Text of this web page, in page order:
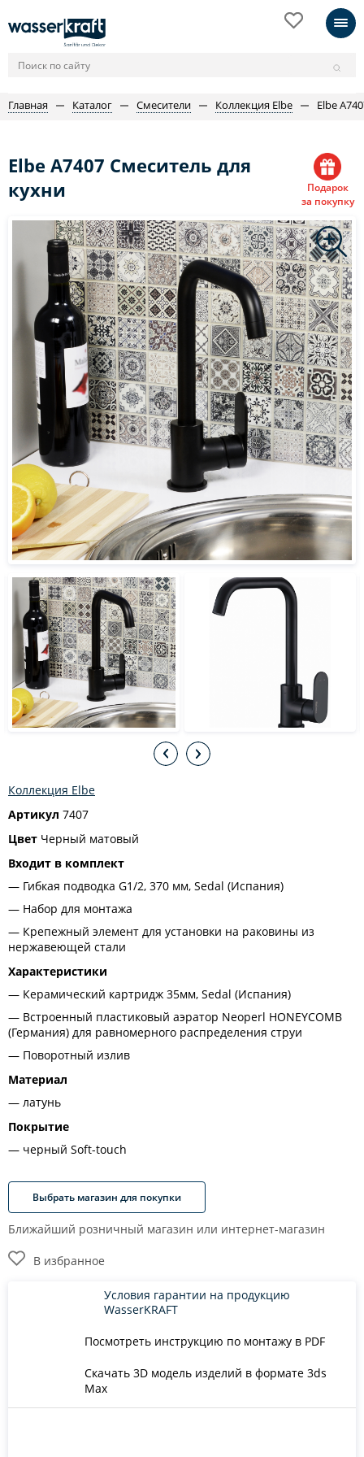
Главная Каталог Смесители Коллекция Elbe Elbe
Elbe A7407 Смеситель для
кухни
Подарок
за покупку
Коллекция Elbe
Артикул 7407
Цвет Черный матовый
Входит в комплект
Гибкая подводка G1/2, 370 мм, Sedal (Испания)
Набор для монтажа
Крепежный элемент для установки на раковины из
нержавеющей стали
Характеристики
Керамический картридж 35мм, Sedal (Испания)
Встроенный пластиковый аэратор Neoperl HONEYCOMB
(Германия) для равномерного распределения струи
Поворотный излив
Материал
латунь
Покрытие
черный Soft-touch
Выбрать магазин для покупки
Ближайший розничный магазин или интернет-магазин
В избранное
Посмотреть инструкцию по монтажу в PDF
Скачать 3D модель изделий в формате 3ds
Max
Условия гарантии на продукцию
WasserKRAFT